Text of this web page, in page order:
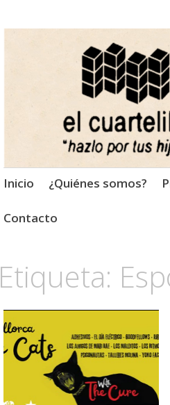
El Cuartelillo
Programa de radio
Saltar
contenido
Inicio ¿Quiénes somos?
Contacto
Etiqueta: